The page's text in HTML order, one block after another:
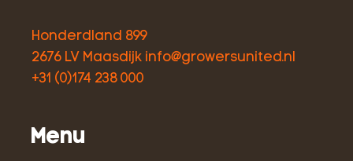
Honderdland 899
2676 LV Maasdijk info@growersunited.nl
+31 (0)174 238 000
Menu